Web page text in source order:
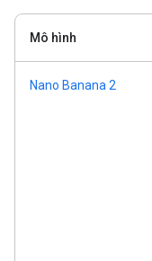
Mô hình
Nano Banana 2